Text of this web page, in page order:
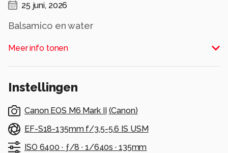
25 juni, 2026
Balsamico en water
Alle rechten voorbehouden
Meer info tonen
Instellingen
Canon EOS M6 Mark II (Canon)
EF-S18-135mm f/3.5-5.6 IS USM
ISO 6400 · ƒ/8 · 1/640s · 135mm